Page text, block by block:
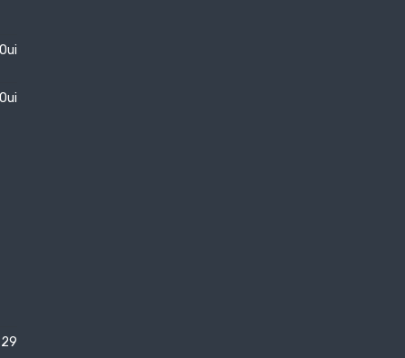
Oui
Oui
29